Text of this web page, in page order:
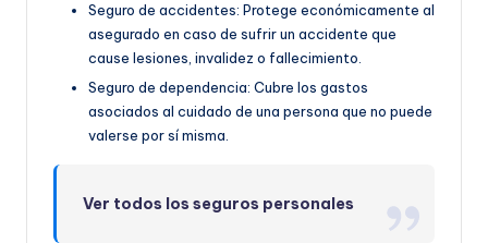
Seguro de accidentes: Protege económicamente al
asegurado en caso de sufrir un accidente que
cause lesiones, invalidez o fallecimiento.
Seguro de dependencia: Cubre los gastos
asociados al cuidado de una persona que no puede
valerse por sí misma.
Ver todos los seguros personales